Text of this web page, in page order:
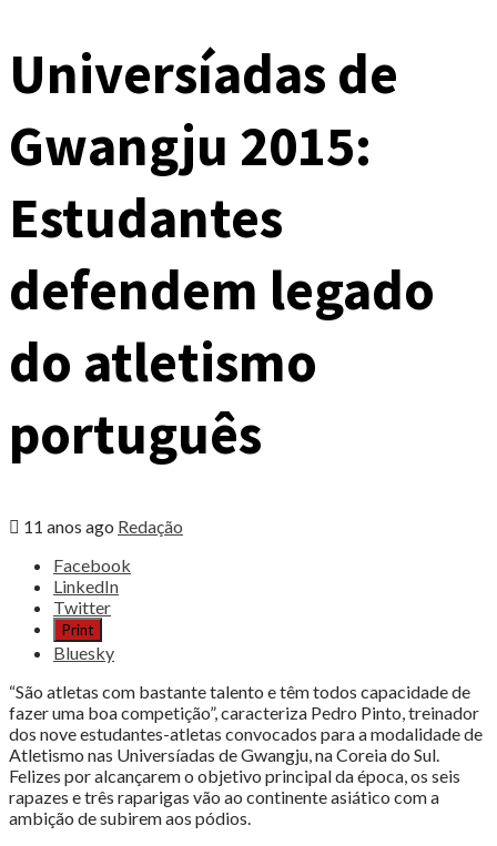
Universíadas de
Gwangju 2015:
Estudantes
defendem legado
do atletismo
português
11 anos ago Redação
Share
post
"Universíadas
Gwangju
2015:
Estudantes
defendem
legado
do
atletismo
português"
Facebook
LinkedIn
Twitter
Print
Bluesky
“São atletas com bastante talento e têm todos capacidade de
fazer uma boa competição”, caracteriza Pedro Pinto, treinador
dos nove estudantes-atletas convocados para a modalidade de
Atletismo nas Universíadas de Gwangju, na Coreia do Sul.
Felizes por alcançarem o objetivo principal da época, os seis
rapazes e três raparigas vão ao continente asiático com a
ambição de subirem aos pódios.